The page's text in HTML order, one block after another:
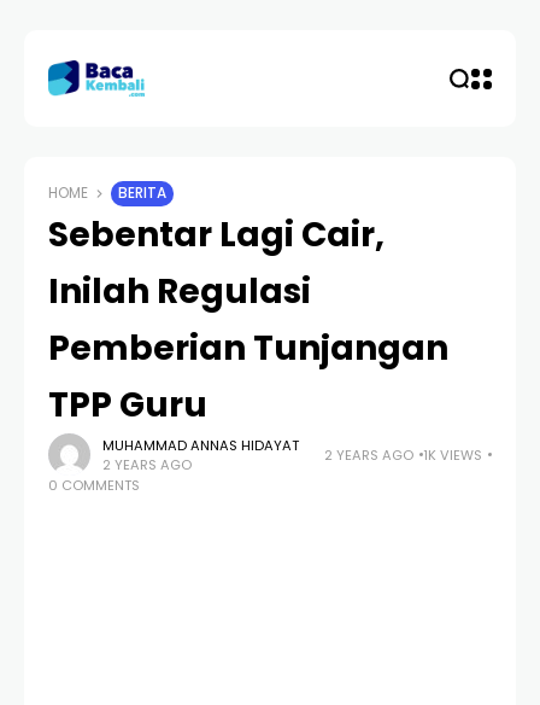
HOME BERITA
Sebentar Lagi Cair,
Inilah Regulasi
Pemberian Tunjangan
TPP Guru
MUHAMMAD ANNAS HIDAYAT
2 YEARS AGO
2 YEARS AGO 1K VIEWS
0 COMMENTS